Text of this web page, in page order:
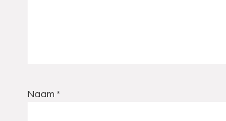
Naam *